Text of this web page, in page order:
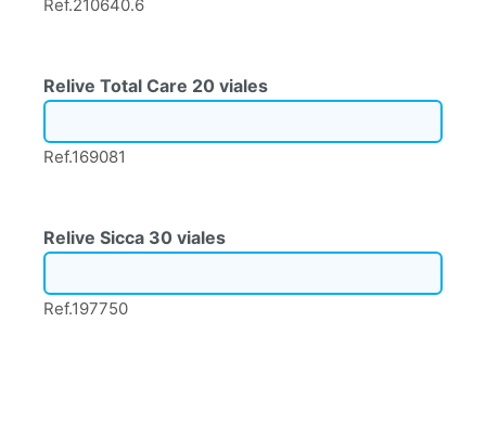
Ref.210640.6
Relive Total Care 20 viales
Ref.169081
Relive Sicca 30 viales
Ref.197750